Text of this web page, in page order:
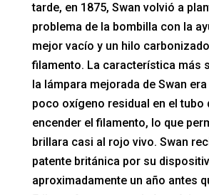
tarde, en 1875, Swan volvió a
problema de la bombilla con la
mejor vacío y un hilo
filamento. La característica más
la lámpara mejorada de Swan
poco oxígeno residual en el tubo
encender el filamento, lo que
brillara casi al rojo vivo. Swan
patente británica por su
aproximadamente un año antes